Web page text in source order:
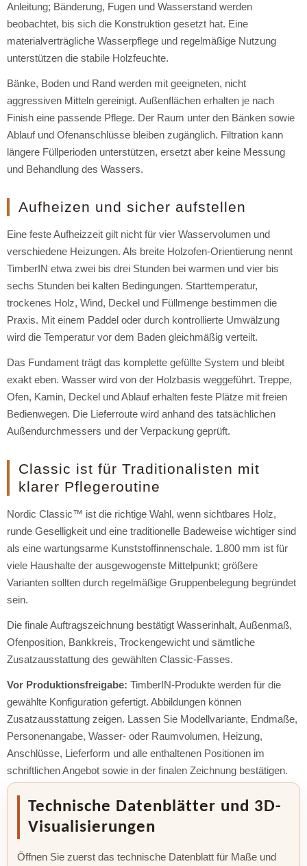
Anleitung; Bänderung, Fugen und Wasserstand werden
beobachtet, bis sich die Konstruktion gesetzt hat. Eine
materialverträgliche Wasserpflege und regelmäßige Nutzung
unterstützen die stabile Holzfeuchte.
Bänke, Boden und Rand werden mit geeigneten, nicht
aggressiven Mitteln gereinigt. Außenflächen erhalten je nach
Finish eine passende Pflege. Der Raum unter den Bänken sowie
Ablauf und Ofenanschlüsse bleiben zugänglich. Filtration kann
längere Füllperioden unterstützen, ersetzt aber keine Messung
und Behandlung des Wassers.
Aufheizen und sicher aufstellen
Eine feste Aufheizzeit gilt nicht für vier Wasservolumen und
verschiedene Heizungen. Als breite Holzofen-Orientierung nennt
TimberIN etwa zwei bis drei Stunden bei warmen und vier bis
sechs Stunden bei kalten Bedingungen. Starttemperatur,
trockenes Holz, Wind, Deckel und Füllmenge bestimmen die
Praxis. Mit einem Paddel oder durch kontrollierte Umwälzung
wird die Temperatur vor dem Baden gleichmäßig verteilt.
Das Fundament trägt das komplette gefüllte System und bleibt
exakt eben. Wasser wird von der Holzbasis weggeführt. Treppe,
Ofen, Kamin, Deckel und Ablauf erhalten feste Plätze mit freien
Bedienwegen. Die Lieferroute wird anhand des tatsächlichen
Außendurchmessers und der Verpackung geprüft.
Classic ist für Traditionalisten mit
klarer Pflegeroutine
Nordic Classic™ ist die richtige Wahl, wenn sichtbares Holz,
runde Geselligkeit und eine traditionelle Badeweise wichtiger sind
als eine wartungsarme Kunststoffinnenschale. 1.800 mm ist für
viele Haushalte der ausgewogenste Mittelpunkt; größere
Varianten sollten durch regelmäßige Gruppenbelegung begründet
sein.
Die finale Auftragszeichnung bestätigt Wasserinhalt, Außenmaß,
Ofenposition, Bankkreis, Trockengewicht und sämtliche
Zusatzausstattung des gewählten Classic-Fasses.
Vor Produktionsfreigabe: TimberIN-Produkte werden für die
gewählte Konfiguration gefertigt. Abbildungen können
Zusatzausstattung zeigen. Lassen Sie Modellvariante, Endmaße,
Personenangabe, Wasser- oder Raumvolumen, Heizung,
Anschlüsse, Lieferform und alle enthaltenen Positionen im
schriftlichen Angebot sowie in der finalen Zeichnung bestätigen.
Technische Datenblätter und 3D-
Visualisierungen
Öffnen Sie zuerst das technische Datenblatt für Maße und